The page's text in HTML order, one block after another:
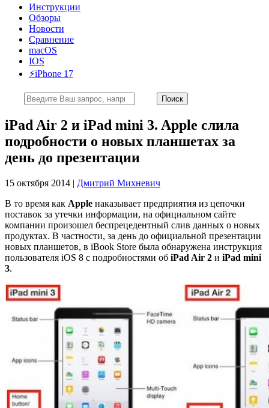
Инструкции
Обзоры
Новости
Сравнение
macOS
IOS
⚡️iPhone 17
iPad Air 2 и iPad mini 3. Apple слила
подробности о новых планшетах за
день до презентации
15 октября 2014 | Дмитрий Михневич
В то время как Apple наказывает предприятия из цепочки
поставок за утечки информации, на официальном сайте
компании произошел беспрецедентный слив данных о новых
продуктах. В частности, за день до официальной презентации
новых планшетов, в iBook Store была обнаружена инструкция
пользователя iOS 8 с подробностями об iPad Air 2 и iPad mini
3.